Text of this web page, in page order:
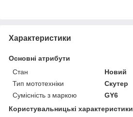
Характеристики
Основні атрибути
Стан
Новий
Тип мототехніки
Скутер
Сумісність з маркою
GY6
Користувальницькі характеристики